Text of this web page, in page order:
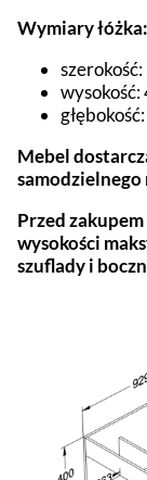
Wymiary łóżka:
wysokość:
Mebel
Przed
wysokości
szuflady i